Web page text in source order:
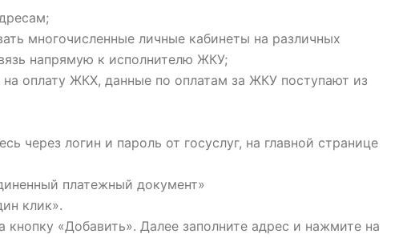
многочисленные личные кабинеты на различных
напрямую к исполнителю ЖКУ;
оплату ЖКХ, данные по оплатам за ЖКУ поступают из
через логин и пароль от госуслуг, на главной странице
платежный документ»
клик».
«Добавить». Далее заполните адрес и нажмите на